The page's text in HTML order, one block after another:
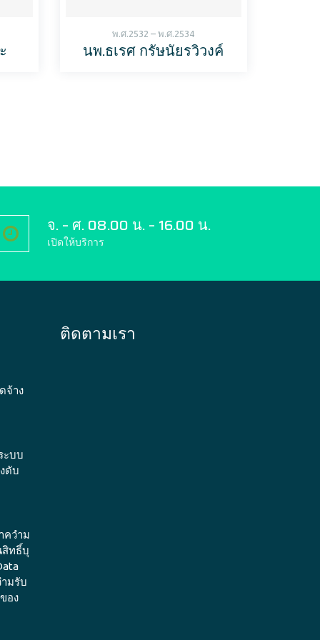
พ.ศ.2532 – พ.ศ.2534
นพ.ธเรศ กรัษนัยรวิวงค์
จ. – ศ. 08.00 น. – 16.00 น.
เปิดให้บริการ
จ้าง
ะบบ
ดับ
ควำม
สิทธิ์บุ
มรับ
อง
ติดตามเรา